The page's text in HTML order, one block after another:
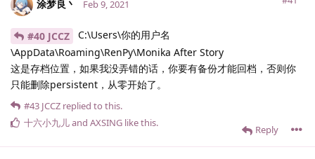
涂梦良丶 Feb 9, 2021
#40 JCCZ
C:\Users\你的用户名
\AppData\Roaming\RenPy\Monika After Story
这是存档位置，如果我没弄错的话，你要有备份才能回档，否则你
只能删除persistent，从零开始了。
Reply
#43 JCCZ replied to this.
十六小九儿and AXSING like this.